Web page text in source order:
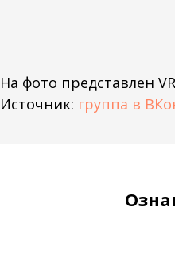
На фото представлен
Источник: группа в